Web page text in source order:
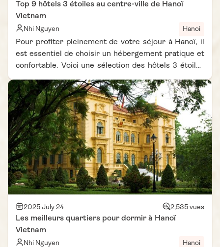
et que faire à Hanoï en 24h, voici mon itinéraire coup
de cœur.
Top 9 hôtels 3 étoiles au centre-ville de Hanoï
Vietnam
Nhi Nguyen Hanoi
Pour profiter pleinement de votre séjour à Hanoï, il
est essentiel de choisir un hébergement pratique et
confortable. Voici une sélection des hôtels 3 étoiles
localisation idéale, parfaits pour visiter à pied le lac
Hoan Kiem, le Vieux Quartier ou les temples
emblématiques. Ces hôtels sont souvent cités sur
les blog voyage Vietnam pour leur excellent rapport
qualité-prix et leur ambiance conviviale. Vous
pourrez ainsi découvrir la vie locale, déguster la
cuisine de rue et vous détendre dans un cadre
agréable, tout en restant au cœur de l’animation de
la capitale.
2025 July 24 2,535 vues
Les meilleurs quartiers pour dormir à Hanoï
Vietnam
Nhi Nguyen Hanoi